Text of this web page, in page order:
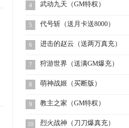
4 武动九天（GM特权）
5
代号斩（送月卡送8000）
6 进击的赵云（送两万真充）
7 狩游世界（送满GM爆充）
8 萌神战姬（买断版）
9
教主之家（GM特权）
10 烈火战神（刀刀爆真充）